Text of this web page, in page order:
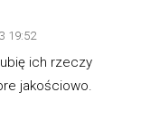
19:52
ich rzeczy
jakościowo.